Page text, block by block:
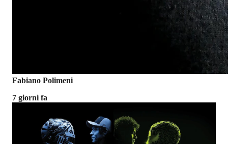
Fabiano Polimeni
7 giorni fa